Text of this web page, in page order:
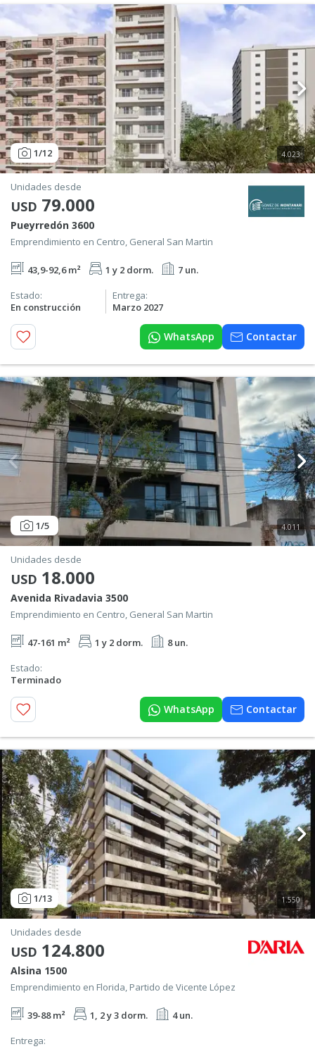
1/12 4.023
Unidades desde
USD 79.000
Pueyrredón 3600
Emprendimiento en Centro, General San Martin
43,9-92,6 m² 1 y 2 dorm.
7 un.
Estado:
En construcción
Entrega:
Marzo 2027
WhatsApp Contactar
1/5 4.011
Unidades desde
USD 18.000
Avenida Rivadavia 3500
Emprendimiento en Centro, General San Martin
47-161 m² 1 y 2 dorm.
8 un.
Estado:
Terminado
WhatsApp Contactar
1/13 1.550
Unidades desde
USD 124.800
Alsina 1500
Emprendimiento en Florida, Partido de Vicente López
39-88 m² 1, 2 y 3 dorm.
4 un.
Entrega: